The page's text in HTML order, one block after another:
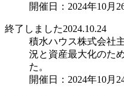
開催日：2024年10月
終了しました2024.10.24
積水ハウス株式会社
況と資産最大化のた
た。
開催日：2024年10月